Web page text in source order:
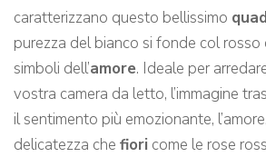
caratterizzano questo bellissimo
purezza del bianco si fonde col rosso
simboli dell’amore. Ideale per
vostra camera da letto, l’immagine
il sentimento più emozionante,
delicatezza che fiori come le rose